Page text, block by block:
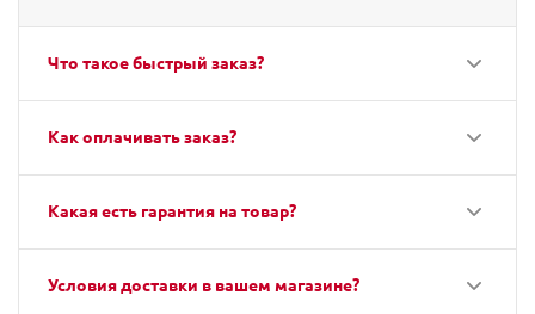
Что такое быстрый заказ?
Как оплачивать заказ?
Какая есть гарантия на товар?
Условия доставки в вашем магазине?